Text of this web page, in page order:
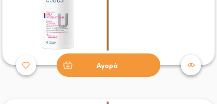
Αγορά